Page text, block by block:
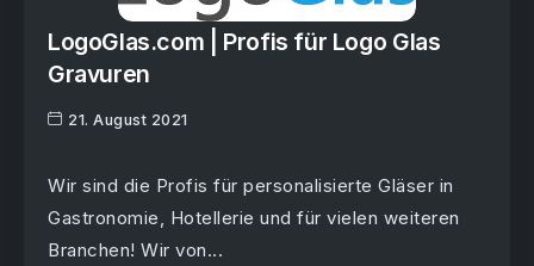
LogoGlas.com | Profis für Logo Glas
Gravuren
21. August 2021
Wir sind die Profis für personalisierte Gläser in
Gastronomie, Hotellerie und für vielen weiteren
Branchen! Wir von...